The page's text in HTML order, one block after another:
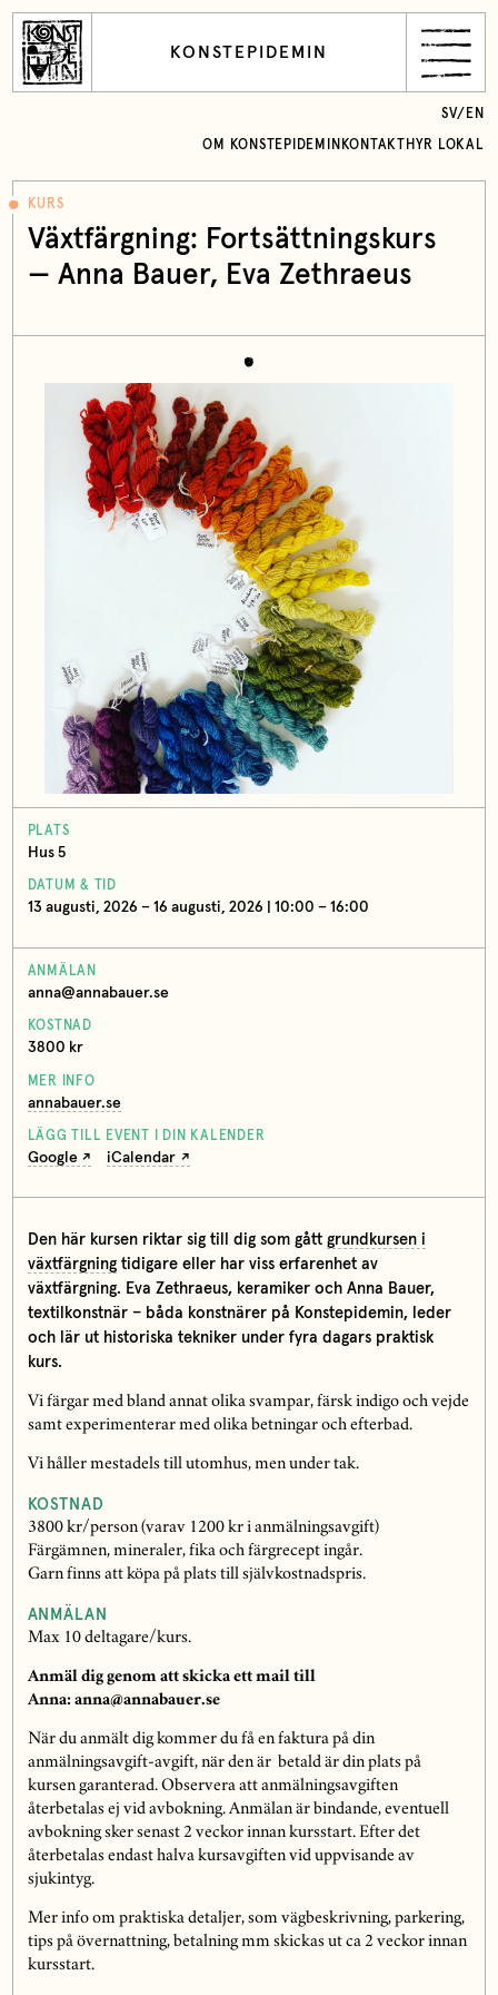
KONSTEPIDEMIN
OM KONSTEPIDEMIN KONTAKT HYR LOKAL
SV/ EN
KURS
Växtfärgning: Fortsättningskurs
— Anna Bauer, Eva Zethraeus
PLATS
Hus 5
DATUM & TID
13 augusti, 2026 – 16 augusti, 2026 | 10:00 – 16:00
ANMÄLAN
anna@annabauer.se
KOSTNAD
3800 kr
MER INFO
annabauer.se
LÄGG TILL EVENT I DIN KALENDER
Google iCalendar
Den här kursen riktar sig till dig som gått grundkursen i
växtfärgningtidigare eller har viss erfarenhet av
växtfärgning. Eva Zethraeus, keramiker och Anna Bauer,
textilkonstnär – båda konstnärer på Konstepidemin, leder
och lär ut historiska tekniker under fyra dagars praktisk
kurs.
Vi färgar med bland annat olika svampar, färsk indigo och vejde
samt experimenterar med olika betningar och efterbad.
Vi håller mestadels till utomhus, men under tak.
KOSTNAD
3800 kr/person (varav 1200 kr i anmälningsavgift)
Färgämnen, mineraler, fika och färgrecept ingår.
Garn finns att köpa på plats till självkostnadspris.
ANMÄLAN
Max 10 deltagare/kurs.
Anmäl dig genom att skicka ett mail till
Anna: anna@annabauer.se
När du anmält dig kommer du få en faktura på din
anmälningsavgift-avgift, när den är betald är din plats på
kursen garanterad. Observera att anmälningsavgiften
återbetalas ej vid avbokning. Anmälan är bindande, eventuell
avbokning sker senast 2 veckor innan kursstart. Efter det
återbetalas endast halva kursavgiften vid uppvisande av
sjukintyg.
Mer info om praktiska detaljer, som vägbeskrivning, parkering,
tips på övernattning, betalning mm skickas ut ca 2 veckor innan
kursstart.